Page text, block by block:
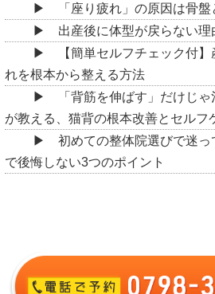
「座り疲れ」の原因は骨
出産後に体型が戻らない理
【簡単セルフチェック付
れを根本から整える方法
「背筋を伸ばす」だけじ
が教える、猫背の根本改善とセルフ
初めての整体院選びで迷
で後悔しない3つのポイント